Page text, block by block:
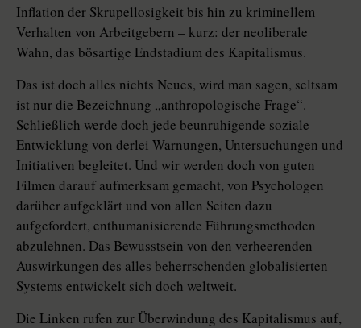
Inflation der Skrupellosigkeit bis hin zu kriminellem
Verhalten von Arbeitgebern – kurz: der neoliberale
Wahn, das bösartige Endstadium des Kapitalismus.
Das ist doch alles nichts Neues, wird man sagen, seltsam
ist nur die Bezeichnung „anthropologische Frage“.
Schließlich werde doch jede beunruhigende soziale
Entwicklung von derlei Warnungen, Untersuchungen und
Initiativen begleitet. Und wir werden doch von guten
Filmen darauf aufmerksam gemacht, von Psychologen
darüber aufgeklärt und von allen Seiten dazu
aufgefordert, enthumanisierende Führungsmethoden
abzulehnen. Das Bewusstsein von den verheerenden
Auswirkungen des alles beherrschenden globalisierten
Systems entwickelt sich doch weltweit.
Die Linken rufen zur Überwindung des Kapitalismus auf,